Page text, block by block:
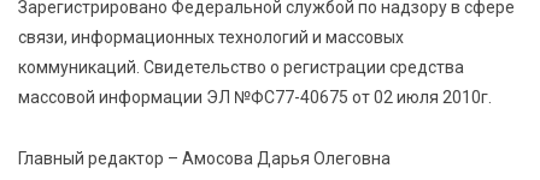
7 Авг 2026 23:02 495
В Тверской области стартовала четвертая смена:
инспекторы ГИБДД напомнили школьникам
правила безопасности в автобусах
Зарегистрировано Федеральной службой по надзору в сфере
связи, информационных технологий и массовых
коммуникаций. Свидетельство о регистрации средства
массовой информации ЭЛ №ФС77-40675 от 02 июля 2010г.
Главный редактор – Амосова Дарья Олеговна